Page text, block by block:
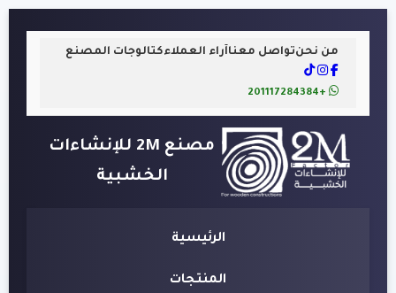
من نحنتواصل معناآراء العملاءكتالوجات المصنع
+201117284384
مصنع 2M للإنشاءات
الخشبية
الرئيسية
المنتجات